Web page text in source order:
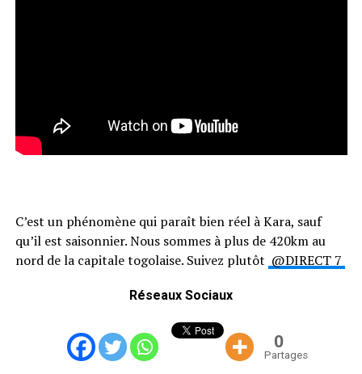
C’est un phénomène qui paraît bien réel à Kara, sauf
qu’il est saisonnier. Nous sommes à plus de 420km au
nord de la capitale togolaise. Suivez plutôt @DIRECT 7
Réseaux Sociaux
0
Partages